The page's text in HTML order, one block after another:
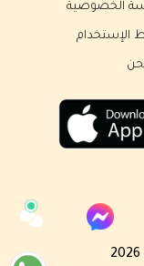
الخصوصية
الإستخدام